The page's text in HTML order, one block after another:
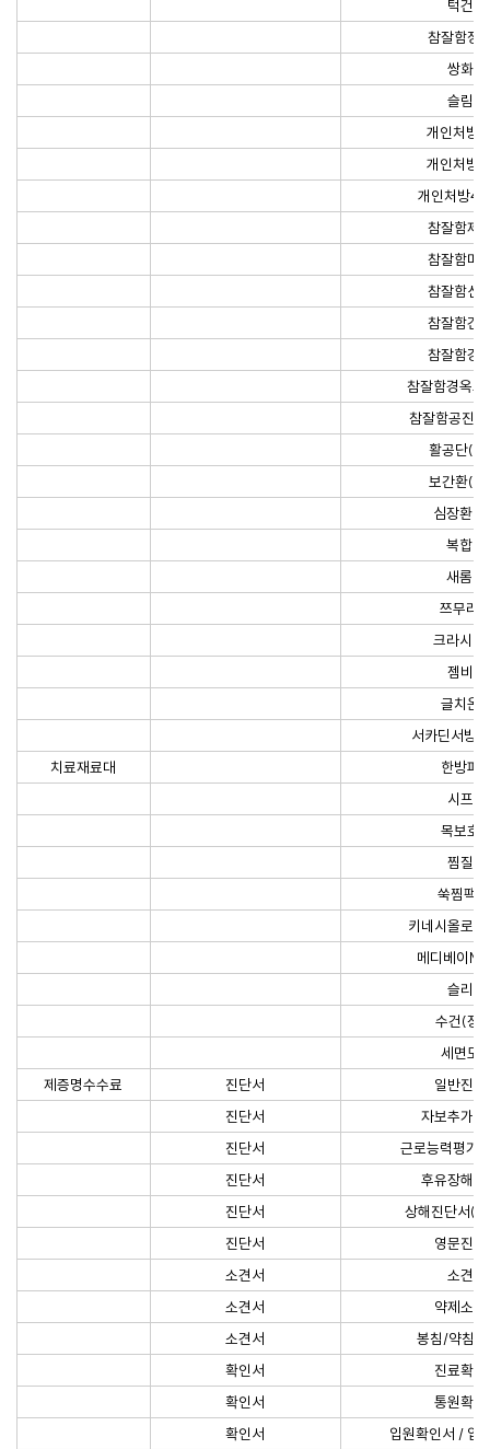
턱건탕
참잘함정
쌍화탕
슬림환
개인처방
개인처방
개인처방
참잘함제
참잘함마
참잘함신
참잘함건
참잘함강
참잘함경옥고
참잘함공진
활공단
보간환
심장환(1
복합Ex
새롬Ex
쯔무라
크라시에
젬비오
글치온
서카딘서방
치료재료대
한방파
시프겔
목보호
찜질팩
쑥찜팩 1
키네시올로
메디베이
슬리퍼
수건(장
세면도
제증명수수료
진단서
일반진단
진단서
자보추가진
진단서
근로능력평가
진단서
후유장해진
진단서
상해진단서(3
진단서
영문진단
소견서
소견서
소견서
약제소견
소견서
봉침/약침
확인서
진료확인
확인서
통원확인
확인서
입원확인서 / 입